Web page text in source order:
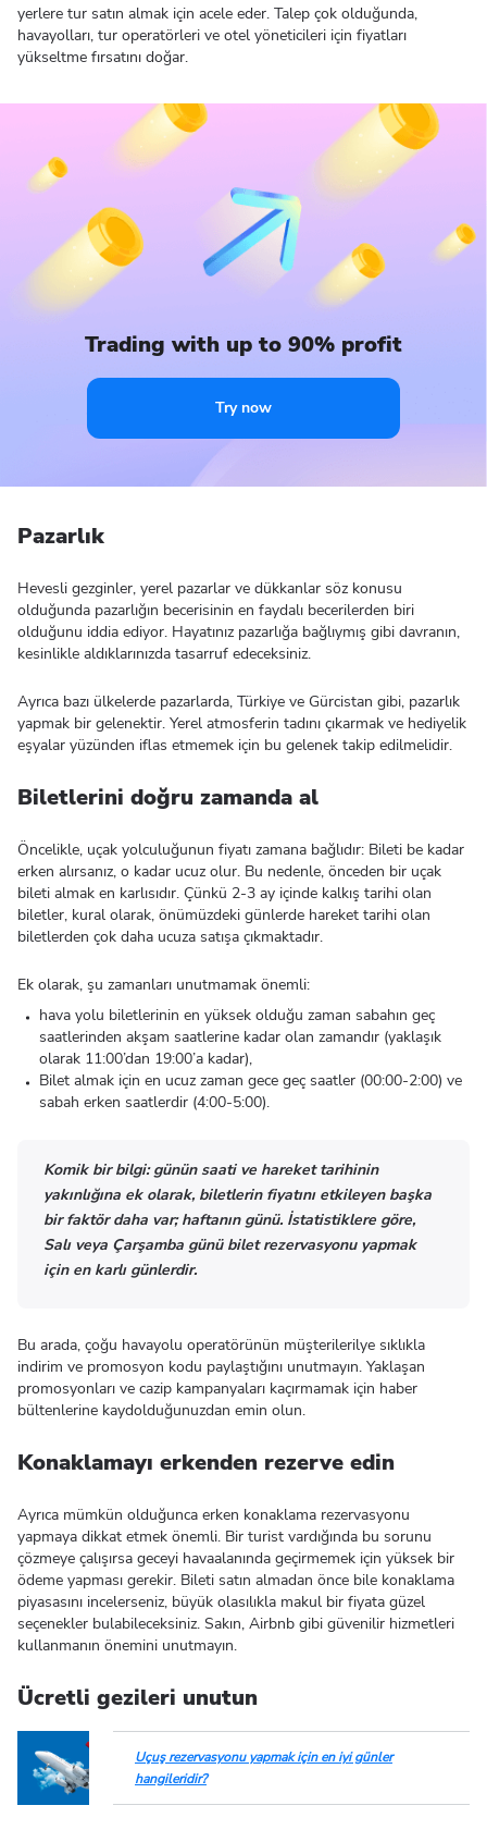
yerlere tur satın almak için acele eder. Talep çok olduğunda,
havayolları, tur operatörleri ve otel yöneticileri için fiyatları
yükseltme fırsatını doğar.
Trading with up to 90% profit
Try now
Pazarlık
Hevesli gezginler, yerel pazarlar ve dükkanlar söz konusu
olduğunda pazarlığın becerisinin en faydalı becerilerden biri
olduğunu iddia ediyor. Hayatınız pazarlığa bağlıymış gibi davranın,
kesinlikle aldıklarınızda tasarruf edeceksiniz.
Ayrıca bazı ülkelerde pazarlarda, Türkiye ve Gürcistan gibi, pazarlık
yapmak bir gelenektir. Yerel atmosferin tadını çıkarmak ve hediyelik
eşyalar yüzünden iflas etmemek için bu gelenek takip edilmelidir.
Biletlerini doğru zamanda al
Öncelikle, uçak yolculuğunun fiyatı zamana bağlıdır: Bileti be kadar
erken alırsanız, o kadar ucuz olur. Bu nedenle, önceden bir uçak
bileti almak en karlısıdır. Çünkü 2-3 ay içinde kalkış tarihi olan
biletler, kural olarak, önümüzdeki günlerde hareket tarihi olan
biletlerden çok daha ucuza satışa çıkmaktadır.
Ek olarak, şu zamanları unutmamak önemli:
hava yolu biletlerinin en yüksek olduğu zaman sabahın geç
saatlerinden akşam saatlerine kadar olan zamandır (yaklaşık
olarak 11:00’dan 19:00’a kadar),
Bilet almak için en ucuz zaman gece geç saatler (00:00-2:00) ve
sabah erken saatlerdir (4:00-5:00).
Komik bir bilgi: günün saati ve hareket tarihinin
yakınlığına ek olarak, biletlerin fiyatını etkileyen başka
bir faktör daha var; haftanın günü. İstatistiklere göre,
Salı veya Çarşamba günü bilet rezervasyonu yapmak
için en karlı günlerdir.
Bu arada, çoğu havayolu operatörünün müşterilerilye sıklıkla
indirim ve promosyon kodu paylaştığını unutmayın. Yaklaşan
promosyonları ve cazip kampanyaları kaçırmamak için haber
bültenlerine kaydolduğunuzdan emin olun.
Konaklamayı erkenden rezerve edin
Ayrıca mümkün olduğunca erken konaklama rezervasyonu
yapmaya dikkat etmek önemli. Bir turist vardığında bu sorunu
çözmeye çalışırsa geceyi havaalanında geçirmemek için yüksek bir
ödeme yapması gerekir. Bileti satın almadan önce bile konaklama
piyasasını incelerseniz, büyük olasılıkla makul bir fiyata güzel
seçenekler bulabileceksiniz. Sakın, Airbnb gibi güvenilir hizmetleri
kullanmanın önemini unutmayın.
Ücretli gezileri unutun
Uçuş rezervasyonu yapmak için en iyi günler
hangileridir?